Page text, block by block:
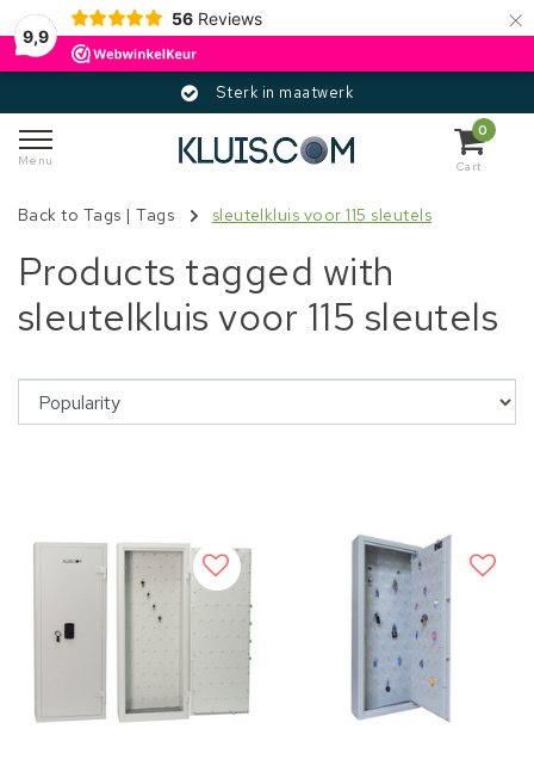
9,9
56 Reviews ×
Sterk in maatwerk
Menu
0
Cart
Back to Tags |Tags sleutelkluis voor 115 sleutels
Products tagged with
sleutelkluis voor 115 sleutels